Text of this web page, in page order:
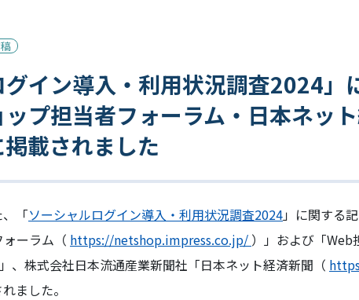
グイン導入・利用状況調査2024」
プ担当者フォーラム・日本ネッ
載されました
「ソーシャルログイン導入・利用状況調査2024」に関する
ォーラム（ https://netshop.impress.co.jp/ ）」および「Web
、株式会社日本流通産業新聞社「日本ネット経済新聞（
ました。